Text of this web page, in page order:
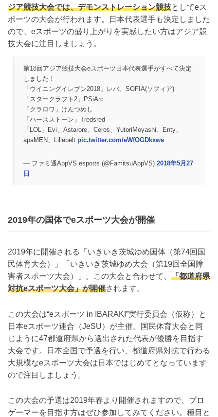
ジア競技大会では、デモンストレーション競技としてeス
ポーツの大会が行われます。日本代表選手も決定しました
ので、eスポーツの盛り上がりを実感したい方はアジア競
技大会に注目しましょう。
第18回アジア競技大会eスポーツ日本代表選手がすべて決定
しました！
「ウイニングイレブン2018」レバ、SOFIA(ソフィア)
「スタークラフト2」PSiArc
「クラロワ」けんつめし
「ハースストーン」Tredsred
「LOL」Evi、Astarore、Ceros、YutoriMoyashi、Enty、
apaMEN、Lillebelt pic.twitter.com/eWfOGDkxwe
— ファミ通AppVS esports (@FamitsuAppVS) 2018年5月27
日
2019年の国体でeスポーツ大会が開催
2019年に開催される「いきいき茨城ゆめ国体（第74回国
民体育大会）」「いきいき茨城ゆめ大会（第19回全国障
害者スポーツ大会）」。この大会と合わせて、 「都道府県
対抗eスポーツ大会」が開催されます。
この大会は“eスポーツ in IBARAKI”実行委員会（仮称）と
日本eスポーツ連合（JeSU）が主催。国民体育大会と同
じように47都道府県から選出された代表が優勝を目指す
大会です。日本全国で予選を行い、都道府県対抗で行わる
大規模なeスポーツ大会は日本ではじめてとなっています
ので注目しましょう。
この大会の予選は2019年春より開催されますので、プロ
ゲーマーを目指す方はぜひ参加してみてください。種目と